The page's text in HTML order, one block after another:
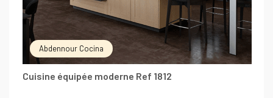
Abdennour Cocina
Cuisine équipée moderne Ref 1812